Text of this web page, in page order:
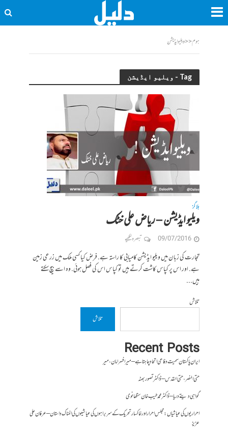
ہوم<<ویلیو ایڈیشن
Tag - ویلیو ایڈیشن
بلاگز
ویلیو ایڈیشن – ریاض علی خٹک
09/07/2016 تبصرہ لکھیے
تجارت کی زبان میں ویلیو ایڈیشن کامیابی کا راستہ ہے. فرض کیا کسی ملک میں زرعی زمین
ہے. اور اس پر کپاس کاشت کرتے ہیں تو کپاس اس کی فصل ہوئی. وہ اسے بیچ سکتے
ہیں...
تلاش
تلاش
Recent Posts
ایران پاکستان سمیت دفاعی اتحاد چاہتا ہے – میر افسر امان،میر
حتی النصر ، حتی القدس – ڈاکٹر تصور بھٹہ
گواہی دیتے دریا – ڈاکٹر محمد طیب خان سنگھانوی
احراریوں کی عیاشیاں : مجلس احرار اور خاکسار تحریک کے سربراہوں کی عیاشیوں کی المناک داستان – عرفان علی
عزیز